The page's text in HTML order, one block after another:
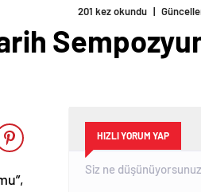
201 kez okundu |
HIZLI YORUM YAP